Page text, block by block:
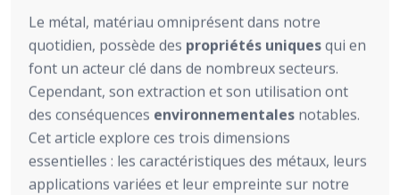
Le métal, matériau omniprésent dans notre
quotidien, possède des propriétés uniquesqui en
font un acteur clé dans de nombreux secteurs.
Cependant, son extraction et son utilisation ont
des conséquences environnementales notables.
Cet article explore ces trois dimensions
essentielles : les caractéristiques des métaux, leurs
applications variées et leur empreinte sur notre